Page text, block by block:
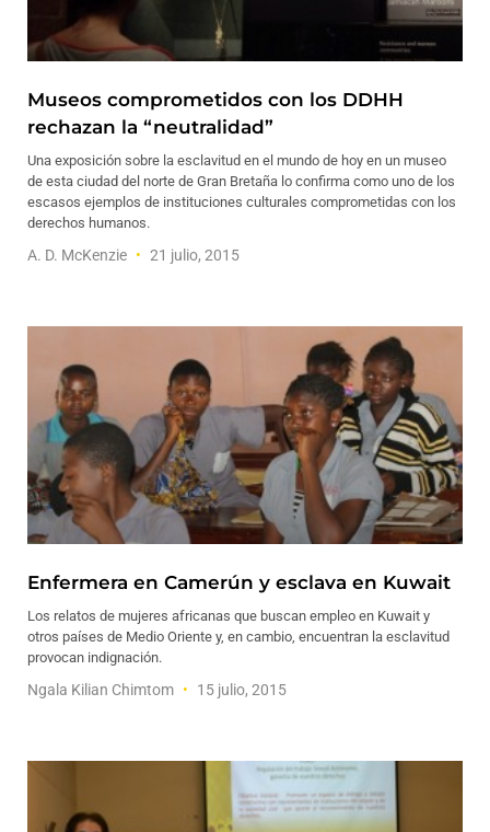
Museos comprometidos con los DDHH
rechazan la “neutralidad”
Una exposición sobre la esclavitud en el mundo de hoy en un museo
de esta ciudad del norte de Gran Bretaña lo confirma como uno de los
escasos ejemplos de instituciones culturales comprometidas con los
derechos humanos.
A. D. McKenzie 21 julio, 2015
Enfermera en Camerún y esclava en Kuwait
Los relatos de mujeres africanas que buscan empleo en Kuwait y
otros países de Medio Oriente y, en cambio, encuentran la esclavitud
provocan indignación.
Ngala Kilian Chimtom 15 julio, 2015